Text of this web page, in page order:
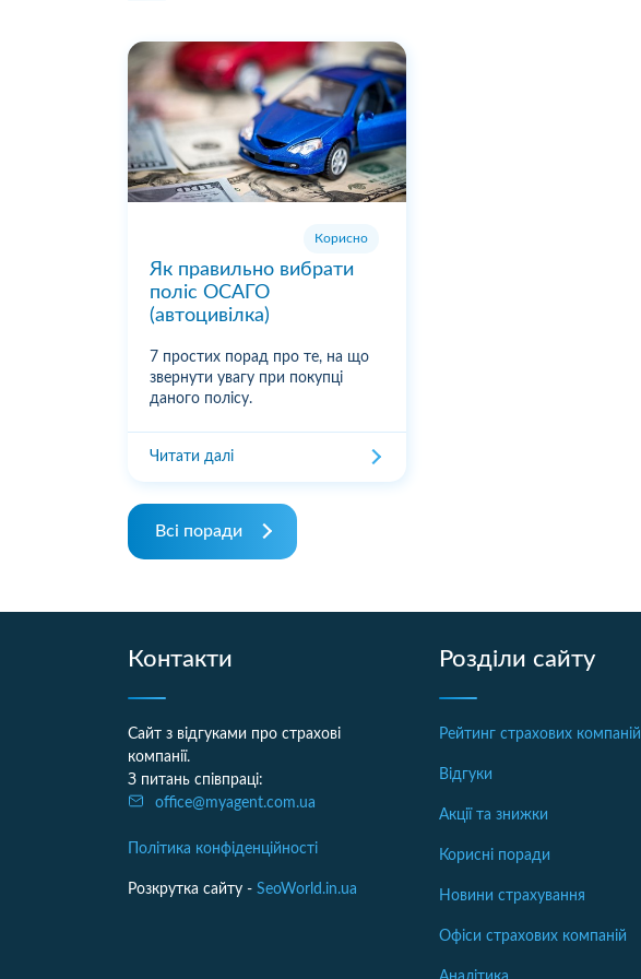
Корисно
Як правильно вибрати
поліс ОСАГО
(автоцивілка)
7 простих порад про те, на що
звернути увагу при покупці
даного полісу.
Читати далі
Всі поради
Контакти
Сайт з відгуками про страхові
компанії.
З питань співпраці:
office@myagent.com.ua
Політика конфіденційності
Розкрутка сайту - SeoWorld.in.ua
Розділи сайту
Рейтинг страхових компаній
Відгуки
Акції та знижки
Корисні поради
Новини страхування
Офіси страхових компаній